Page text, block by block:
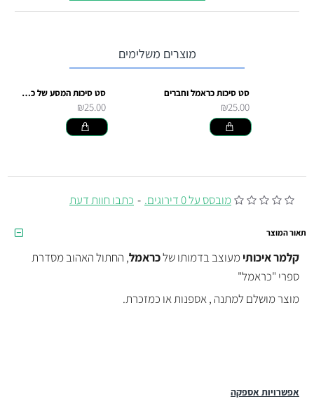
מובסס על 0 דירוגים. - כתבו חוות דעת
מוצרים משלימים
סט סיכות כראמל וחברים
₪25.00
סט סיכות המסע של כראמל
₪25.00
אפשרויות אספקה
תאור המוצר
קלמר איכותימעוצב בדמותו שלכראמל, החתול האהוב מסדרת
ספרי "כראמל"
מוצר מושלם למתנה , אספנות או כמזכרת.